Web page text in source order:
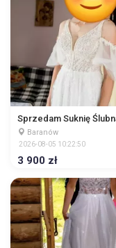
Sprzedam Suknię
Baranów
2026-08-05 10:22:50
3 900 zł